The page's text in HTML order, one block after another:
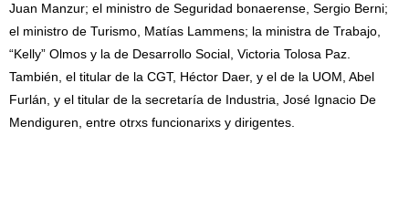
Juan Manzur; el ministro de Seguridad bonaerense, Sergio Berni;
el ministro de Turismo, Matías Lammens; la ministra de Trabajo,
“Kelly” Olmos y la de Desarrollo Social, Victoria Tolosa Paz.
También, el titular de la CGT, Héctor Daer, y el de la UOM, Abel
Furlán, y el titular de la secretaría de Industria, José Ignacio De
Mendiguren, entre otrxs funcionarixs y dirigentes.